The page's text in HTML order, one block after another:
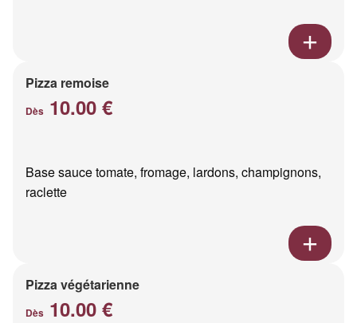
Pizza remoise
Dès 10.00 €
Base sauce tomate, fromage, lardons, champignons,
raclette
Pizza végétarienne
Dès 10.00 €